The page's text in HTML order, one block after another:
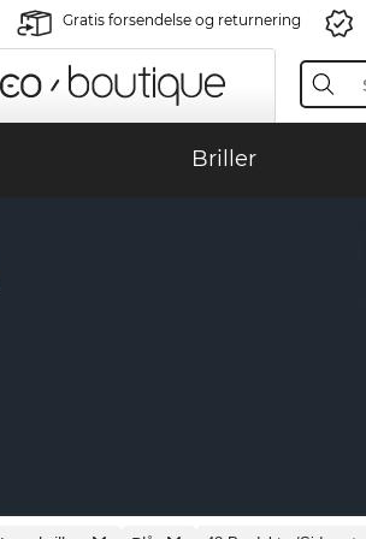
Gratis forsendelse og returnering
Briller